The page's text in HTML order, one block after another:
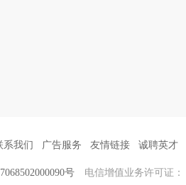
系我们 广告服务 友情链接 诚聘英才
号 电信增值业务许可证：